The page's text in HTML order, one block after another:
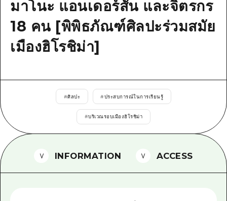
มาตรฐาน
ประวัติศาสตร์ / วัฒนธรรม
การรักษา
จังหวัดเอฮิเมะ
ชิมาเนะ
ตั๋วเที่ยวคุ้มค่าตั๋วเที่ยวคุ้มค่า
บริการรับฝากและจัดส่งสัมภาระ
ฮิโรชิมะโอโมะเตะนะชิ
TRAVELPAL International
ไกด์อาสาสมัครไ
วิดีโอฮิโรชิม่า
คำถามที่พบบ่อย
ดาวน์โหลดรูปภาพ
มาโนะ แอนเดอร์สัน และจิตรกร
18 คน [พิพิธภัณฑ์ศิลปะร่วมสมัย
เมืองฮิโรชิม่า]
#ศิลปะ #ประสบการณ์ในการเรียนรู้
#บริเวณรอบเมืองฮิโรชิม่า
INFORMATION ACCESS